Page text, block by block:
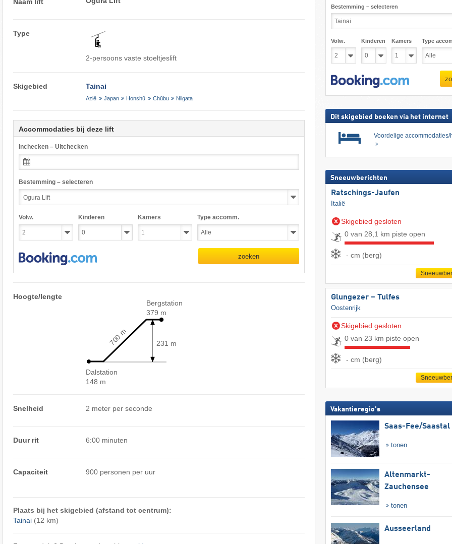
Naam lift
Type
2-persoons vaste stoeltjeslift
Skigebied Tainai
Azië Japan Honshū Chūbu Niigata
Accommodaties bij deze lift
Inchecken – Uitchecken
Bestemming – selecteren
Volw. Kinderen Kamers Type accomm.
zoeken
Hoogte/lengte
Dalstation
148 m
Bergstation
379 m
231 m
700 m
Snelheid 2 meter per seconde
Duur rit 6:00 minuten
Capaciteit 900 personen per uur
Plaats bij het skigebied (afstand tot centrum):
Tainai(12 km)
Bestemming – selecteren
Volw. Kinderen Kamers Type
Dit skigebied boeken via het internet
Voordelige accommodaties/
Sneeuwberichten
Ratschings-Jaufen
Italië
Skigebied gesloten
0 van 28,1 km piste open
- cm (berg)
Glungezer – Tulfes
Oostenrijk
Skigebied gesloten
0 van 23 km piste open
- cm (berg)
Vakantieregio's
Saas-Fee/​Saastal
tonen
Altenmarkt-
Zauchensee
tonen
Ausseerland